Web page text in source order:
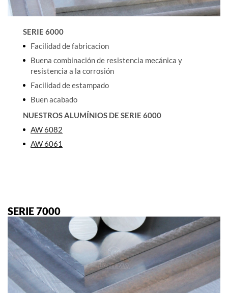
SERIE 6000
Facilidad de fabricacion
Buena combinación de resistencia mecánica y
resistencia a la corrosión
Facilidad de estampado
Buen acabado
NUESTROS ALUMÍNIOS DE SERIE 6000
AW 6082
AW 6061
SERIE 7000